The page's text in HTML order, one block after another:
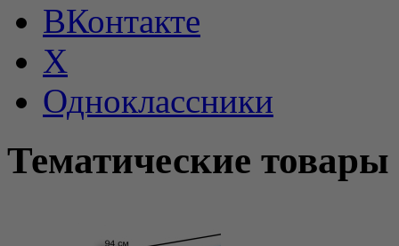
ВКонтакте
X
Одноклассники
Тематические товары